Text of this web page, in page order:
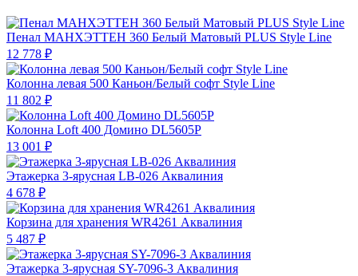
Пенал МАНХЭТТЕН 360 Белый Матовый PLUS Style Line
12 778 ₽
Колонна левая 500 Каньон/Белый софт Style Line
11 802 ₽
Колонна Loft 400 Домино DL5605P
13 001 ₽
Этажерка 3-ярусная LB-026 Аквалиния
4 678 ₽
Корзина для хранения WR4261 Аквалиния
5 487 ₽
Этажерка 3-ярусная SY-7096-3 Аквалиния